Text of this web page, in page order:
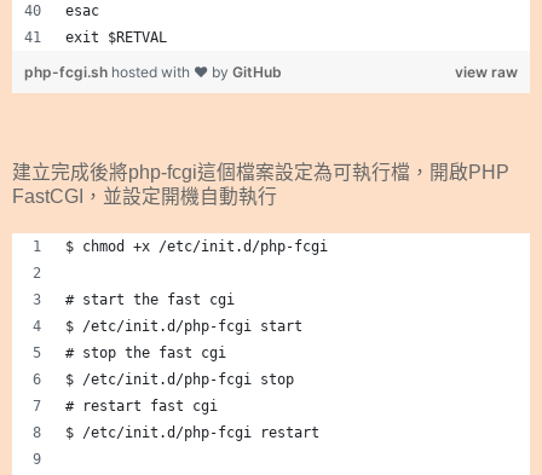
esac
exit $RETVAL
view raw
php-fcgi.sh hosted with ❤ by GitHub
建立完成後將php-fcgi這個檔案設定為可執行檔，開啟PHP
FastCGI，並設定開機自動執行
$ chmod +x /etc/init.d/php-fcgi
# start the fast cgi
$ /etc/init.d/php-fcgi start
# stop the fast cgi
$ /etc/init.d/php-fcgi stop
# restart fast cgi
$ /etc/init.d/php-fcgi restart